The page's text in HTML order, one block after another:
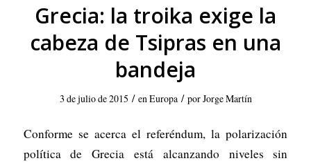
Grecia: la troika exige la
cabeza de Tsipras en una
bandeja
3 de julio de 2015 / en Europa / porJorge Martín
Conforme se acerca el referéndum, la polarización
política de Grecia está alcanzando niveles sin